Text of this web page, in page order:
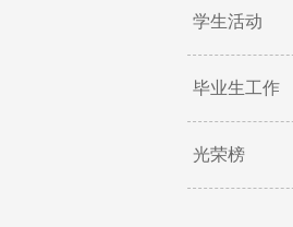
学生活动
毕业生工作
光荣榜